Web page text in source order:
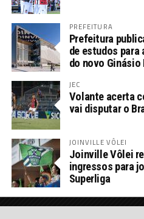
PREFEITURA
Prefeitura
de estudos para
do novo Ginásio
JEC
Volante acerta
vai disputar o
JOINVILLE VÔLEI
Joinville Vôlei
ingressos para
Superliga